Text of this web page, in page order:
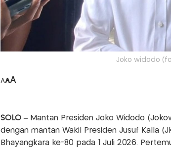
Joko widodo
AAA
SOLO– Mantan Presiden Joko Widodo
dengan mantan Wakil Presiden Jusuf Kalla
Bhayangkara ke-80 pada 1 Juli 2026.